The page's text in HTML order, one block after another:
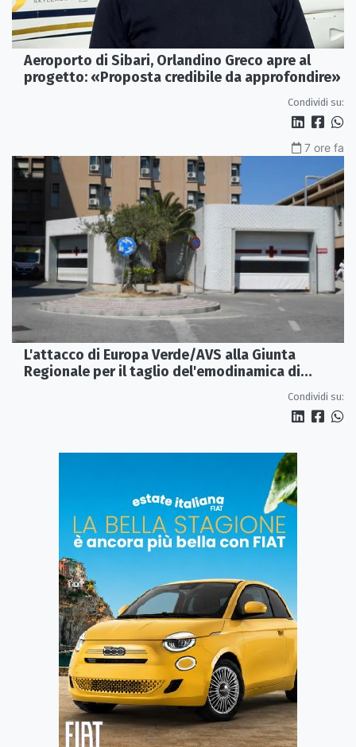
Aeroporto di Sibari, Orlandino Greco apre al
progetto: «Proposta credibile da approfondire»
Condividi su:
7 ore fa
L'attacco di Europa Verde/AVS alla Giunta
Regionale per il taglio del'emodinamica di
Condividi su: